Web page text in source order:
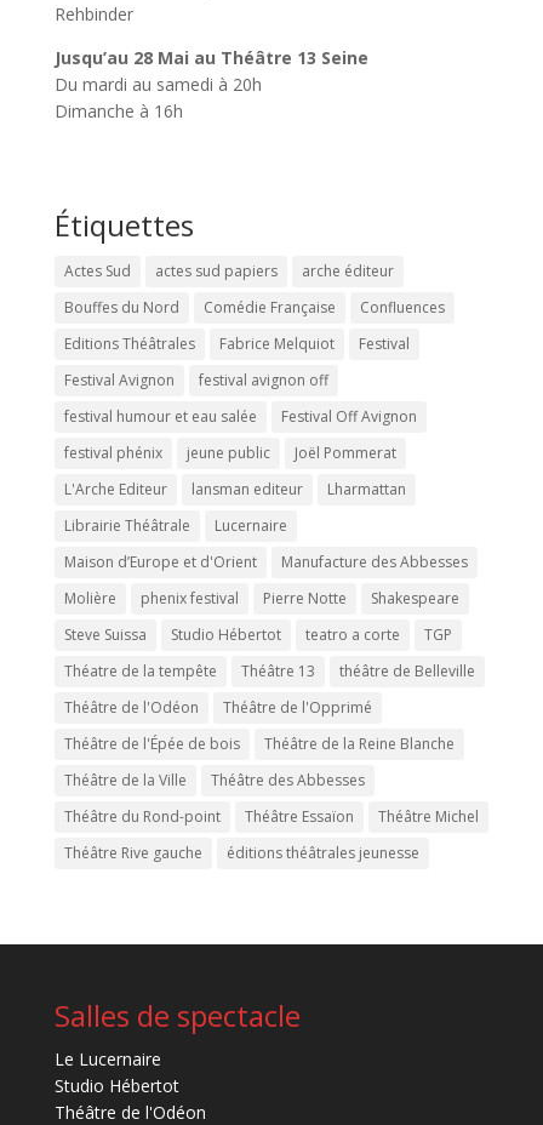
Rehbinder
Jusqu’au 28 Mai au Théâtre 13 Seine
Du mardi au samedi à 20h
Dimanche à 16h
Étiquettes
Actes Sud actes sud papiers
arche éditeur
Bouffes du Nord
Comédie Française
Confluences
Editions Théâtrales
Fabrice Melquiot
Festival
Festival Avignon
festival avignon off
festival humour et eau salée
Festival Off Avignon
festival phénix
jeune public
Joël Pommerat
L'Arche Editeur
lansman editeur
Lharmattan
Librairie Théâtrale
Lucernaire
Maison d’Europe et d'Orient
Manufacture des Abbesses
Molière
phenix festival Pierre Notte
Shakespeare
Steve Suissa
Studio Hébertot teatro a corte
TGP
Théatre de la tempête
Théâtre 13
théâtre de Belleville
Théâtre de l'Odéon
Théâtre de l'Opprimé
Théâtre de l'Épée de bois
Théâtre de la Reine Blanche
Théâtre de la Ville
Théâtre des Abbesses
Théâtre du Rond-point
Théâtre Essaïon
Théâtre Michel
Théâtre Rive gauche
éditions théâtrales jeunesse
Salles de spectacle
Le Lucernaire
Studio Hébertot
Théâtre de l'Odéon